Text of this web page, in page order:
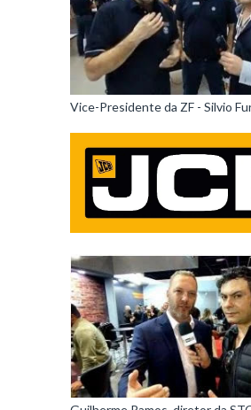
Vice-Presidente da ZF - Silvio